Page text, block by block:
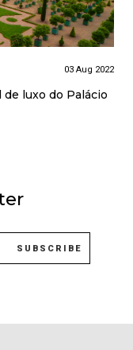
03 Aug 2022
luxo do Palácio